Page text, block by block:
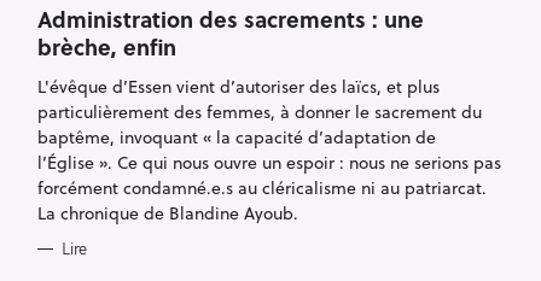
T
E
G
O
R
I
E
S
Administration des sacrements : une
brèche, enfin
L'évêque d’Essen vient d’autoriser des laïcs, et plus
particulièrement des femmes, à donner le sacrement du
baptême, invoquant « la capacité d’adaptation de
l’Église ». Ce qui nous ouvre un espoir : nous ne serions pas
forcément condamné.e.s au cléricalisme ni au patriarcat.
La chronique de Blandine Ayoub.
Lire